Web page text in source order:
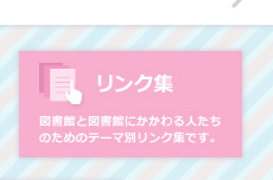
コレクション募集中 図